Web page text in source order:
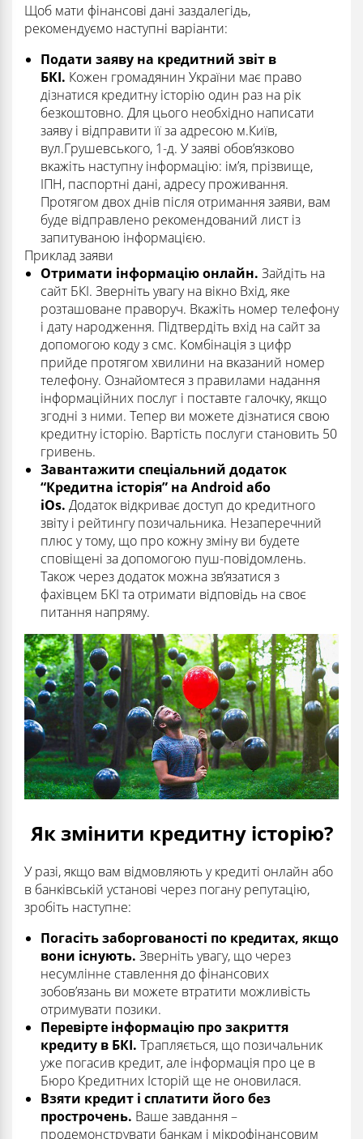
Щоб мати фінансові дані заздалегідь,
рекомендуємо наступні варіанти:
Подати заяву на кредитний звіт в
БКІ. Кожен громадянин України має право
дізнатися кредитну історію один раз на рік
безкоштовно. Для цього необхідно написати
заяву і відправити її за адресою м.Київ,
вул.Грушевського, 1-д. У заяві обов’язково
вкажіть наступну інформацію: ім’я, прізвище,
ІПН, паспортні дані, адресу проживання.
Протягом двох днів після отримання заяви, вам
буде відправлено рекомендований лист із
запитуваною інформацією.
Приклад заяви
Отримати інформацію онлайн. Зайдіть на
сайт БКІ. Зверніть увагу на вікно Вхід, яке
розташоване праворуч. Вкажіть номер телефону
і дату народження. Підтвердіть вхід на сайт за
допомогою коду з смс. Комбінація з цифр
прийде протягом хвилини на вказаний номер
телефону. Ознайомтеся з правилами надання
інформаційних послуг і поставте галочку, якщо
згодні з ними. Тепер ви можете дізнатися свою
кредитну історію. Вартість послуги становить 50
гривень.
Завантажити спеціальний додаток
“Кредитна історія” на Android або
iOs. Додаток відкриває доступ до кредитного
звіту і рейтингу позичальника. Незаперечний
плюс у тому, що про кожну зміну ви будете
сповіщені за допомогою пуш-повідомлень.
Також через додаток можна зв’язатися з
фахівцем БКІ та отримати відповідь на своє
питання напряму.
Як змінити кредитну історію?
У разі, якщо вам відмовляють у кредиті онлайн або
в банківській установі через погану репутацію,
зробіть наступне:
Погасіть заборгованості по кредитах, якщо
вони існують. Зверніть увагу, що через
несумлінне ставлення до фінансових
зобов’язань ви можете втратити можливість
отримувати позики.
Перевірте інформацію про закриття
кредиту в БКІ. Трапляється, що позичальник
уже погасив кредит, але інформація про це в
Бюро Кредитних Історій ще не оновилася.
Взяти кредит і сплатити його без
прострочень. Ваше завдання –
продемонструвати банкам і мікрофінансовим